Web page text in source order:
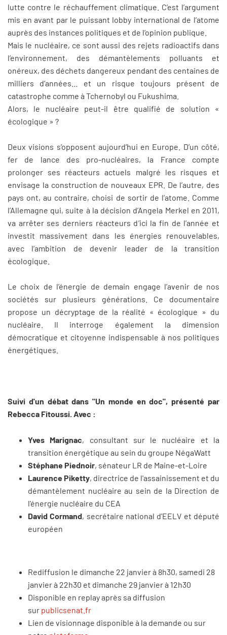
lutte contre le réchauffement climatique. C’est l’argument
mis en avant par le puissant lobby international de l’atome
auprès des instances politiques et de l’opinion publique.
Mais le nucléaire, ce sont aussi des rejets radioactifs dans
l’environnement, des démantèlements polluants et
onéreux, des déchets dangereux pendant des centaines de
milliers d’années… et un risque toujours présent de
catastrophe comme à Tchernobyl ou Fukushima.
Alors, le nucléaire peut-il être qualifié de solution «
écologique » ?
Deux visions s’opposent aujourd’hui en Europe. D’un côté,
fer de lance des pro-nucléaires, la France compte
prolonger ses réacteurs actuels malgré les risques et
envisage la construction de nouveaux EPR. De l’autre, des
pays ont, au contraire, choisi de sortir de l’atome. Comme
l’Allemagne qui, suite à la décision d’Angela Merkel en 2011,
va arrêter ses derniers réacteurs d’ici la fin de l’année et
investit massivement dans les énergies renouvelables,
avec l’ambition de devenir leader de la transition
écologique.
Le choix de l’énergie de demain engage l’avenir de nos
sociétés sur plusieurs générations. Ce documentaire
propose un décryptage de la réalité « écologique » du
nucléaire. Il interroge également la dimension
démocratique et citoyenne indispensable à nos politiques
énergétiques.
Suivi d'un débat dans "Un monde en doc", présenté par
Rebecca Fitoussi. Avec :
Yves Marignac, consultant sur le nucléaire et la
transition énergétique au sein du groupe NégaWatt
Stéphane Piednoir, sénateur LR de Maine-et-Loire
Laurence Piketty, directrice de l'assainissement et du
démantèlement nucléaire au sein de la Direction de
l'énergie nucléaire du CEA
David Cormand, secrétaire national d’EELV et député
européen
Rediffusion le dimanche 22 janvier à 8h30, samedi 28
janvier à 22h30 et dimanche 29 janvier à 12h30
Disponible en replay après sa diffusion
sur publicsenat.fr
Lien de visionnage disponible à la demande ou sur